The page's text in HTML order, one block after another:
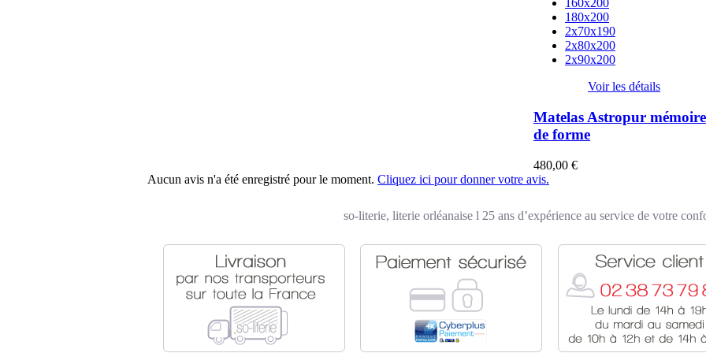
160x200
180x200
2x70x190
2x80x200
2x90x200
Voir les détails
Matelas Astropur mémoire
de forme
480,00 €
Aucun avis n'a été enregistré pour le moment. Cliquez ici pour donner votre avis.
so-literie, literie orléanaise l 25 ans d’expérience au service de votre